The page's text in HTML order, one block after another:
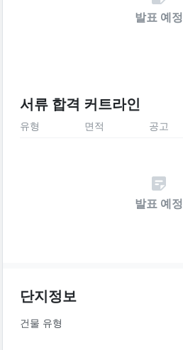
발표 예정
서류 합격 커트라인
유형 면적 공고
발표 예정
단지정보
건물 유형